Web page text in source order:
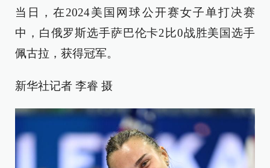
当日，在2024美国网球公开赛女子单打决赛
中，白俄罗斯选手萨巴伦卡2比0战胜美国选手
佩古拉，获得冠军。
新华社记者 李睿 摄